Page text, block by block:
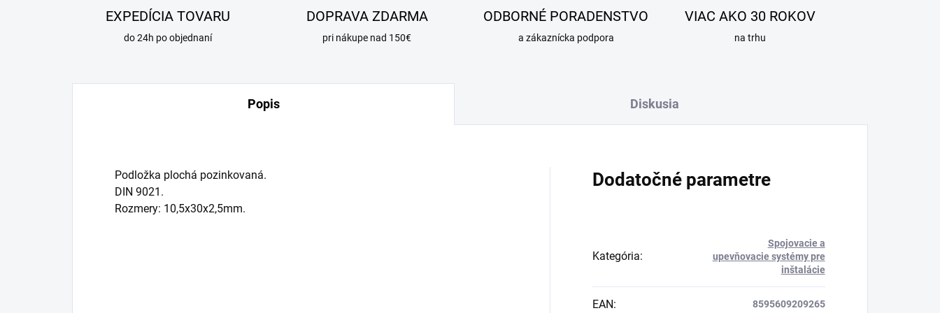
EXPEDÍCIA TOVARU
do 24h po objednaní
DOPRAVA ZDARMA
pri nákupe nad 150€
ODBORNÉ PORADENSTVO
a zákaznícka podpora
VIAC AKO 30 ROKOV
na trhu
Popis Diskusia
Podložka plochá pozinkovaná.
DIN 9021.
Rozmery: 10,5x30x2,5mm.
Dodatočné parametre
Kategória:
Spojovacie a
upevňovacie systémy pre
inštalácie
EAN: 8595609209265